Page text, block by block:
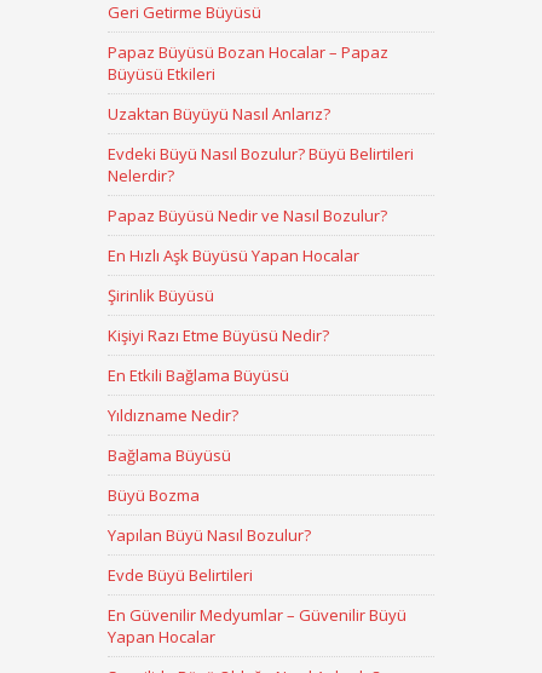
Geri Getirme Büyüsü
Papaz Büyüsü Bozan Hocalar – Papaz
Büyüsü Etkileri
Uzaktan Büyüyü Nasıl Anlarız?
Evdeki Büyü Nasıl Bozulur? Büyü Belirtileri
Nelerdir?
Papaz Büyüsü Nedir ve Nasıl Bozulur?
En Hızlı Aşk Büyüsü Yapan Hocalar
Şirinlik Büyüsü
Kişiyi Razı Etme Büyüsü Nedir?
En Etkili Bağlama Büyüsü
Yıldızname Nedir?
Bağlama Büyüsü
Büyü Bozma
Yapılan Büyü Nasıl Bozulur?
Evde Büyü Belirtileri
En Güvenilir Medyumlar – Güvenilir Büyü
Yapan Hocalar